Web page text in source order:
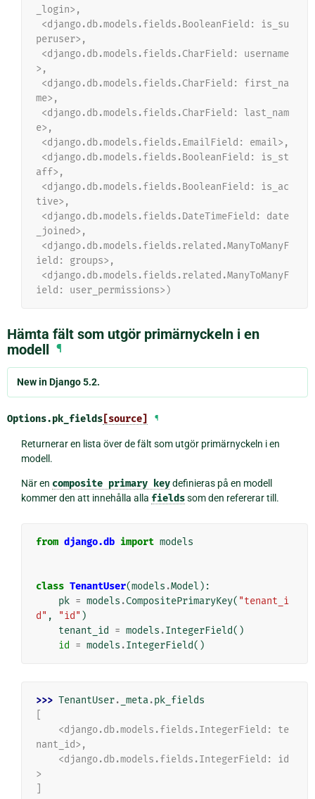
_login>,
peruser>,
>,
me>,
e>,
<django.db.models.fields.EmailField: email>,
aff>,
tive>,
_joined>,
ield: groups>,
ield: user_permissions>)
Hämta fält som utgör primärnyckeln i en
modell ¶
New in Django 5.2.
Options.pk_fields [source] ¶
Returnerar en lista över de fält som utgör primärnyckeln i en
modell.
När en composite primary keydefinieras på en modell
kommer den att innehålla alla fieldssom den refererar till.
from django.db import models
class TenantUser(models .Model ):
pk = models .CompositePrimaryKey( "tenant_i
d" , "id" )
tenant_id
= models .IntegerField()
id
= models .IntegerField()
>>> TenantUser. _meta.pk_fields
nant_id>,
>